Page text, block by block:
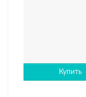
Купить